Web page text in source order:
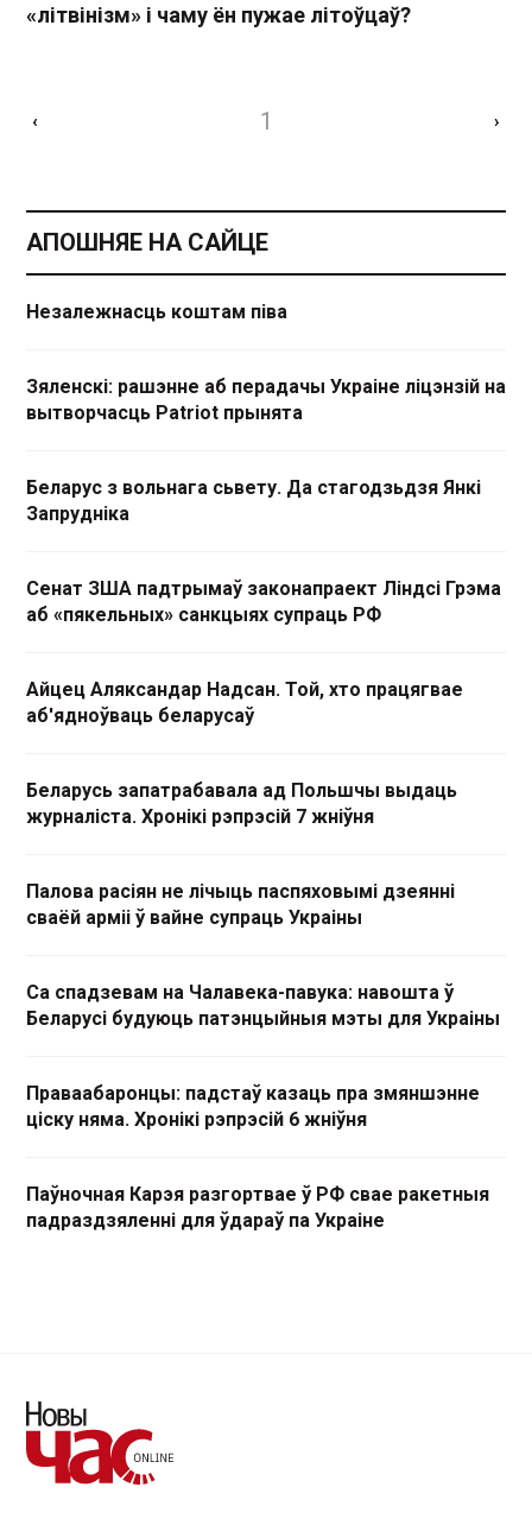
«літвінізм» і чаму ён пужае літоўцаў?
‹ 1 ›
АПОШНЯЕ НА САЙЦЕ
Незалежнасць коштам піва
Зяленскі: рашэнне аб перадачы Украіне ліцэнзій на
вытворчасць Patriot прынята
Беларус з вольнага сьвету. Да стагодзьдзя Янкі
Запрудніка
Сенат ЗША падтрымаў законапраект Ліндсі Грэма
аб «пякельных» санкцыях супраць РФ
Айцец Аляксандар Надсан. Той, хто працягвае
аб'ядноўваць беларусаў
Беларусь запатрабавала ад Польшчы выдаць
журналіста. Хронікі рэпрэсій 7 жніўня
Палова расіян не лічыць паспяховымі дзеянні
сваёй арміі ў вайне супраць Украіны
Са спадзевам на Чалавека-павука: навошта ў
Беларусі будуюць патэнцыйныя мэты для Украіны
Праваабаронцы: падстаў казаць пра змяншэнне
ціску няма. Хронікі рэпрэсій 6 жніўня
Паўночная Карэя разгортвае ў РФ свае ракетныя
падраздзяленні для ўдараў па Украіне